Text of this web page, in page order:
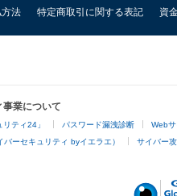
法 特定商取引に関する表記 資
業について
ティ24」 パスワード漏洩診断 Web
ーセキュリティ byイエラエ） サイバー